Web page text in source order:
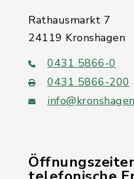
Rathausmarkt 7
24119 Kronshagen
0431 5866-0
0431 5866-200